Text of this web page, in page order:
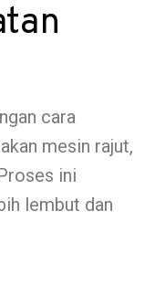
cara
mesin rajut,
ini
lembut dan